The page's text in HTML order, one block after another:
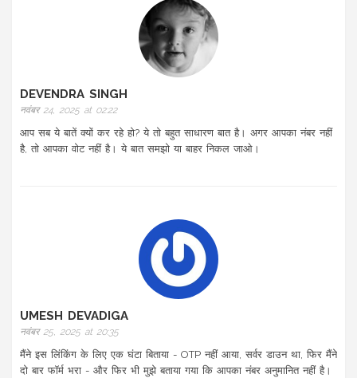
DEVENDRA SINGH
नवंबर 24, 2025 at 02:22
आप सब ये बातें क्यों कर रहे हो? ये तो बहुत साधारण बात है। अगर आपका नंबर नहीं
है, तो आपका वोट नहीं है। ये बात समझो या बाहर निकल जाओ।
UMESH DEVADIGA
नवंबर 25, 2025 at 20:35
मैंने इस लिंकिंग के लिए एक घंटा बिताया - OTP नहीं आया, सर्वर डाउन था, फिर मैंने
दो बार फॉर्म भरा - और फिर भी मुझे बताया गया कि आपका नंबर अनुमानित नहीं है।